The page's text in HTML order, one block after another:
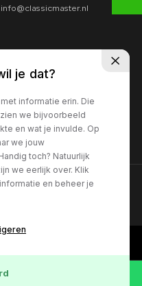
info@classicmaster.nl
8:00 - 17:00
7 dagen per week
geopend
je dat?
informatie erin. Die
we bijvoorbeeld
en wat je invulde. Op
we jouw
toch? Natuurlijk
we eerlijk over. Klik
en beheer je